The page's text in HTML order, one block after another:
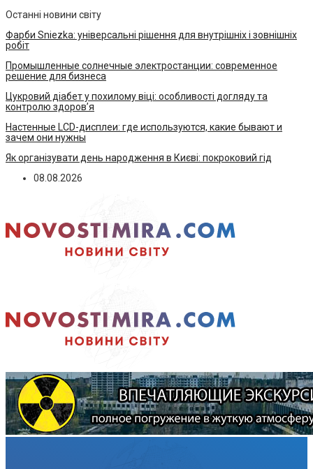
Останні новини світу
Фарби Sniezka: універсальні рішення для внутрішніх і зовнішніх
робіт
Промышленные солнечные электростанции: современное
решение для бизнеса
Цукровий діабет у похилому віці: особливості догляду та
контролю здоров’я
Настенные LCD-дисплеи: где используются, какие бывают и
зачем они нужны
Як організувати день народження в Києві: покроковий гід
08.08.2026